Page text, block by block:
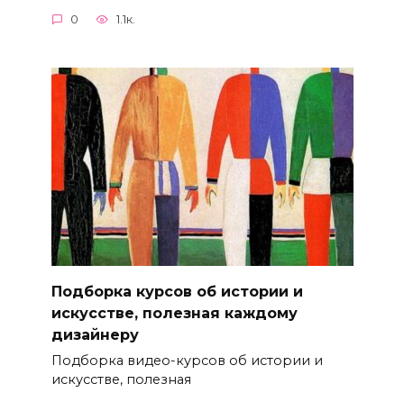
0 1.1к.
Подборка курсов об истории и
искусстве, полезная каждому
дизайнеру
Подборка видео-курсов об истории и
искусстве, полезная